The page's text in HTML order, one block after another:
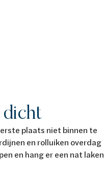
plaats niet binnen te
en rolluiken overdag
en hang er een nat laken